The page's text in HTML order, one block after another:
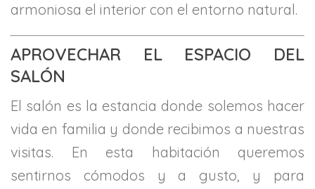
armoniosa el interior con el entorno natural.
APROVECHAR EL ESPACIO DEL
SALÓN
El salón es la estancia donde solemos hacer
vida en familia y donde recibimos a nuestras
visitas. En esta habitación queremos
sentirnos cómodos y a gusto, y para